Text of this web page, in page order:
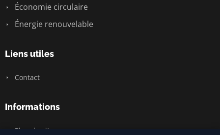
Économie circulaire
Énergie renouvelable
Liens utiles
Contact
Informations
Plan du site